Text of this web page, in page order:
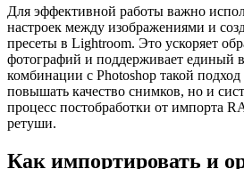
Для эффективной работы важно
настроек между изображениями и
пресеты в Lightroom. Это ускоряет
фотографий и поддерживает единый
комбинации с Photoshop такой подход
повышать качество снимков, но и
процесс постобработки от импорта
ретуши.
Как импортировать и